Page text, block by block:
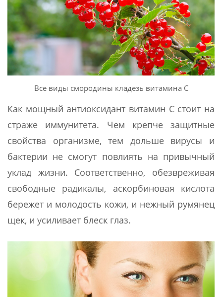
Все виды смородины кладезь витамина С
Как мощный антиоксидант витамин С стоит на
страже иммунитета. Чем крепче защитные
свойства организме, тем дольше вирусы и
бактерии не смогут повлиять на привычный
уклад жизни. Соответственно, обезвреживая
свободные радикалы, аскорбиновая кислота
бережет и молодость кожи, и нежный румянец
щек, и усиливает блеск глаз.